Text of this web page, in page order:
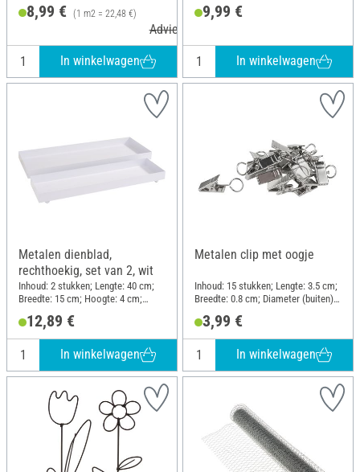
8,99 € (1 m2 = 22,48 €)
Adviesprijs 11,80 €
In winkelwagen
9,99 €
In winkelwagen
Metalen dienblad,
rechthoekig, set van 2, wit
Inhoud: 2 stukken; Lengte: 40 cm;
Breedte: 15 cm; Hoogte: 4 cm;
12,89 €
In winkelwagen
Metalen clip met oogje
Inhoud: 15 stukken; Lengte: 3.5 cm;
Breedte: 0.8 cm; Diameter (buiten):
3,99 €
In winkelwagen